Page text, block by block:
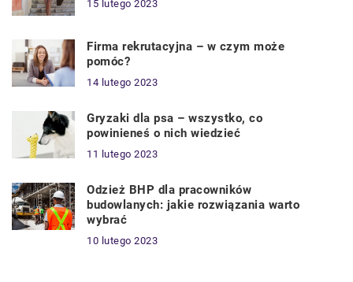
15 lutego 2023
Firma rekrutacyjna – w czym może
pomóc?
14 lutego 2023
Gryzaki dla psa – wszystko, co
powinieneś o nich wiedzieć
11 lutego 2023
Odzież BHP dla pracowników
budowlanych: jakie rozwiązania warto
wybrać
10 lutego 2023